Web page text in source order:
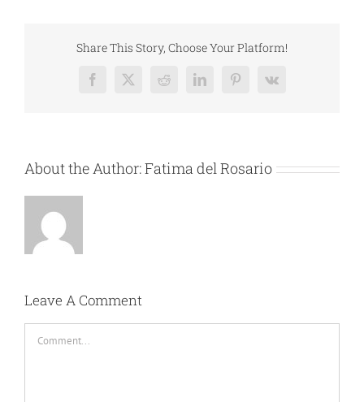
Share This Story, Choose Your Platform!
Facebook
X RedditLinkedInPinterest
Vk
About the Author:Fatima del Rosario
Leave A Comment